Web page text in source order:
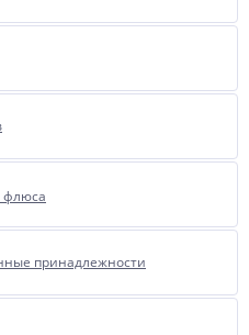
флюса
принадлежности